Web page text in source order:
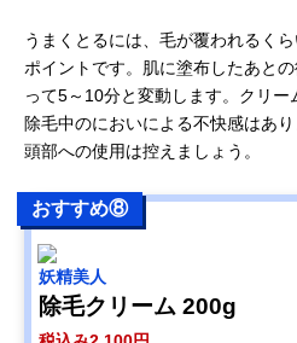
うまくとるには、毛が覆われるく
ポイントです。肌に塗布したあと
って5～10分と変動します。クリー
除毛中のにおいによる不快感はあ
頭部への使用は控えましょう。
おすすめ⑧
妖精美人
除毛クリーム 200g